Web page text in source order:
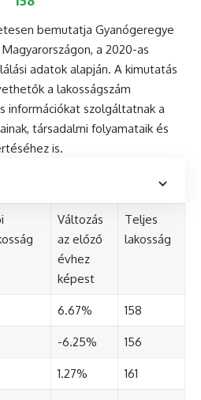
bemutatja Gyanógeregye
a 2020-as
adatok alapján. A kimutatás
a lakosságszám
információkat szolgáltatnak a
társadalmi folyamataik és
is.
Változás
az előző
évhez
képest
Teljes
lakosság
6.67% 158
-6.25% 156
1.27% 161